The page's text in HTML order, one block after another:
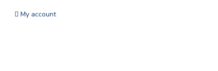
My account